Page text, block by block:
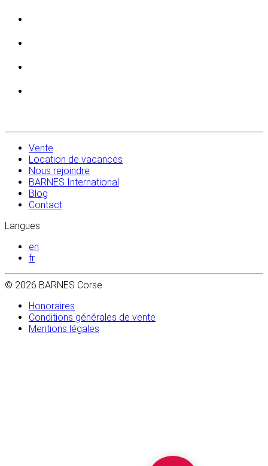
Vente
Location de vacances
Nous rejoindre
BARNES International
Blog
Contact
Langues
en
fr
© 2026 BARNES Corse
Honoraires
Conditions générales de vente
Mentions légales